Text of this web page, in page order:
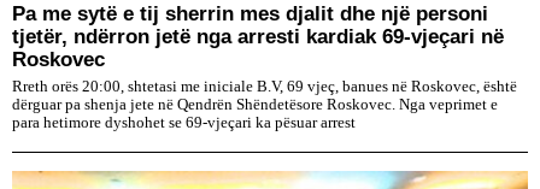
Pa me sytë e tij sherrin mes djalit dhe një personi
tjetër, ndërron jetë nga arresti kardiak 69-vjeçari në
Roskovec
Rreth orës 20:00, shtetasi me iniciale B.V, 69 vjeç, banues në Roskovec, është
dërguar pa shenja jete në Qendrën Shëndetësore Roskovec. Nga veprimet e
para hetimore dyshohet se 69-vjeçari ka pësuar arrest